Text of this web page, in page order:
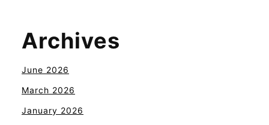
Archives
June 2026
March 2026
January 2026